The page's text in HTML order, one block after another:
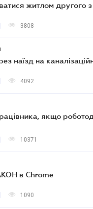
житлом другого
3808
наїзд на
4092
якщо
10371
в Chrome
1090